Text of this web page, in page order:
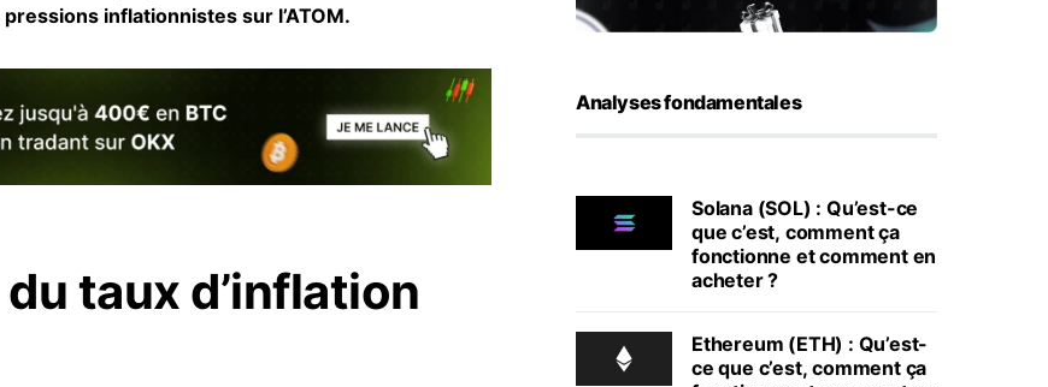
inflationnistes sur l’ATOM.
taux d’inflation
Analyses fondamentales
Solana (SOL) : Qu’est-ce
que c’est, comment ça
fonctionne et comment en
acheter ?
Ethereum (ETH) : Qu’est-
ce que c’est, comment ça